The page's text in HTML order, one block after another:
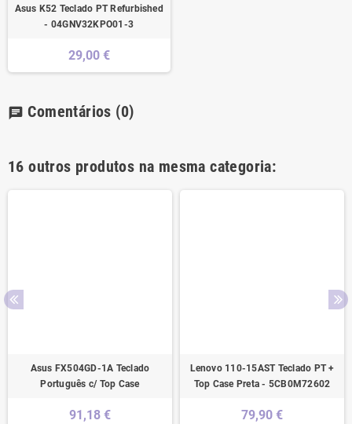
Asus K52 Teclado PT Refurbished
- 04GNV32KPO01-3
29,00 €
chat Comentários (0)
16 outros produtos na mesma categoria:
Asus FX504GD-1A Teclado
Português c/ Top Case
91,18 €
Lenovo 110-15AST Teclado PT +
Top Case Preta - 5CB0M72602
79,90 €